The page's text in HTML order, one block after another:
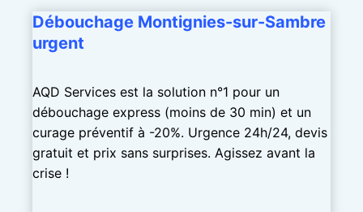
Débouchage Montignies-sur-Sambre
urgent
AQD Services est la solution n°1 pour un
débouchage express (moins de 30 min) et un
curage préventif à -20%. Urgence 24h/24, devis
gratuit et prix sans surprises. Agissez avant la
crise !